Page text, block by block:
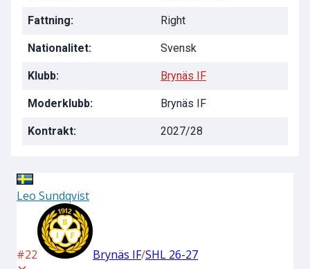
Fattning: Right
Nationalitet: Svensk
Klubb: Brynäs IF
Moderklubb: Brynäs IF
Kontrakt: 2027/28